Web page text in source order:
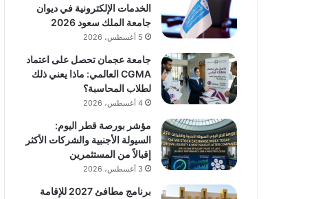
الخدمات الإلكترونية في ديوان
جامعة الملك سعود 2026
5 أغسطس، 2026
جامعة عجمان تحصل على اعتماد
CGMA العالمي: ماذا يعني ذلك
لطلاب المحاسبة؟
4 أغسطس، 2026
مؤشر بورصة قطر اليوم:
السيولة الأجنبية والشركات الأكثر
إقبالاً من المستثمرين
3 أغسطس، 2026
برنامج مطافئ 2027 للإقامة